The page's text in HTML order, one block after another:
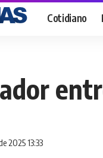
Cotidiano
2025 13:33